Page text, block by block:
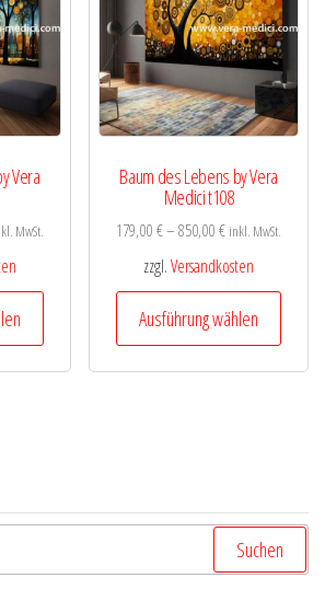
auf
der
Produktseite
auf
der
Vera
MwSt.
Dieses
Optionen
auf
Baum des Lebens by Vera
Medici t108
179,00€–850,00€ inkl. MwSt.
zzgl.Versandkosten
Ausführung wählen
Dieses
auf